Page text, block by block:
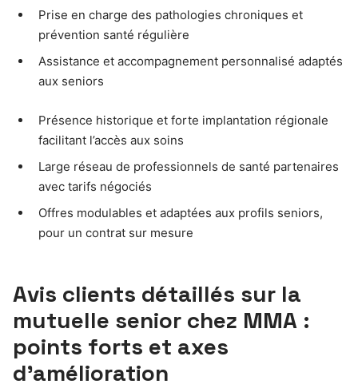
Prise en charge des pathologies chroniques et
prévention santé régulière
Assistance et accompagnement personnalisé adaptés
aux seniors
Présence historique et forte implantation régionale
facilitant l’accès aux soins
Large réseau de professionnels de santé partenaires
avec tarifs négociés
Offres modulables et adaptées aux profils seniors,
pour un contrat sur mesure
Avis clients détaillés sur la
mutuelle senior chez MMA :
points forts et axes
d’amélioration